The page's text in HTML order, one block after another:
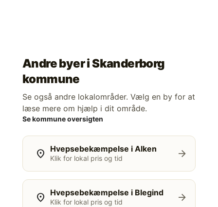
Andre byer iSkanderborg
kommune
Se også andre lokalområder. Vælg en by for at
læse mere om hjælp i dit område.
Se kommune oversigten
location_on Hvepsebekæmpelse i Alken
Klik for lokal pris og tid arrow_forward
location_on Hvepsebekæmpelse i Blegind
Klik for lokal pris og tid arrow_forward